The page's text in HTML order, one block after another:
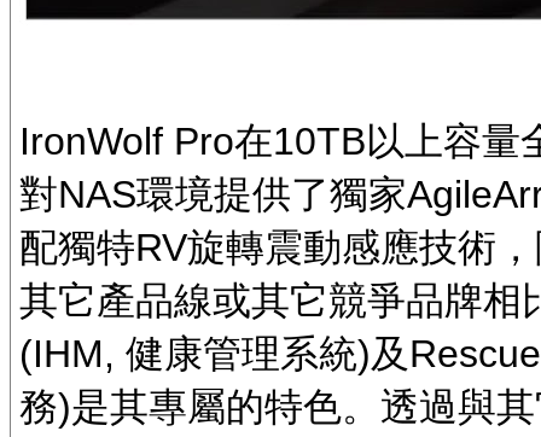
IronWolf Pro在10TB以上容
對NAS環境提供了獨家
配獨特RV旋轉震動感應技術
其它產品線或其它競爭品牌
(IHM, 健康管理系統)及
務)是其專屬的特色。透過與